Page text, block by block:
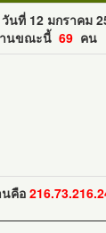
นที่ 12 มกราคม
านขณะนี้ 69 คน
นคือ